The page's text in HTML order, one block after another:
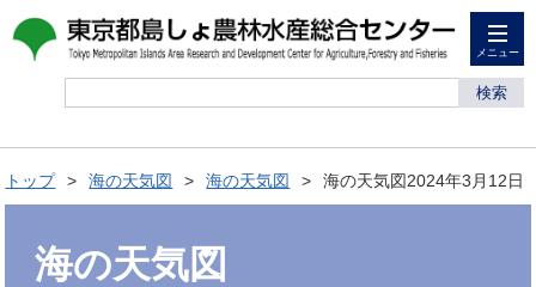
メニュー
検索
トップ 海の天気図 海の天気図 海の天気図2024年3月12日
海の天気図